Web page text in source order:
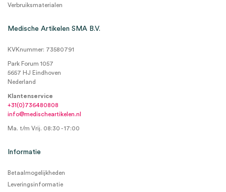
Verbruiksmaterialen
Medische Artikelen SMA B.V.
KVKnummer: 73580791
Park Forum 1057
5657 HJ Eindhoven
Nederland
Klantenservice
+31(0)736480808
info@medischeartikelen.nl
Ma. t/m Vrij. 08:30 - 17:00
Informatie
Betaalmogelijkheden
Leveringsinformatie